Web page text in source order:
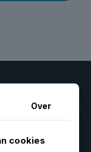
Over
cookies